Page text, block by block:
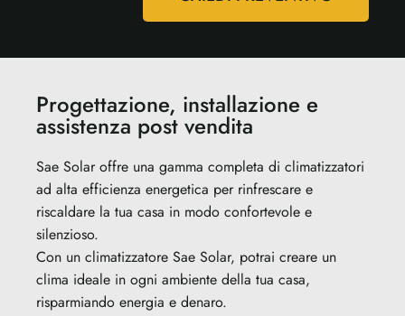
Progettazione, installazione e
assistenza post vendita
Sae Solar offre una gamma completa di climatizzatori
ad alta efficienza energetica per rinfrescare e
riscaldare la tua casa in modo confortevole e
silenzioso.
Con un climatizzatore Sae Solar, potrai creare un
clima ideale in ogni ambiente della tua casa,
risparmiando energia e denaro.